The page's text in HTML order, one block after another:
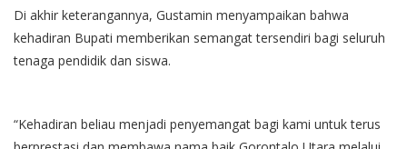
Di akhir keterangannya, Gustamin menyampaikan bahwa
kehadiran Bupati memberikan semangat tersendiri bagi seluruh
tenaga pendidik dan siswa.
“Kehadiran beliau menjadi penyemangat bagi kami untuk terus